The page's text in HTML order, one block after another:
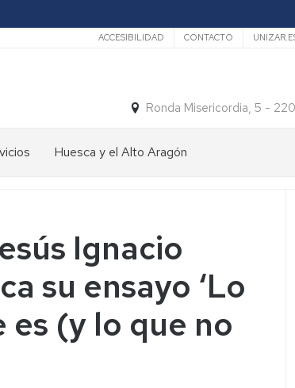
Secundario
ACCESIBILIDAD CONTACTO
Ronda Misericordia, 5 -
Huesca y el Alto Aragón
Medios
de
Transporte
Turismo
y
patrimonio
En
Huesca
En
Ignacio
su ensayo ‘Lo
(y lo que no